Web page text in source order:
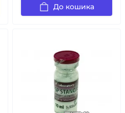
До кошика